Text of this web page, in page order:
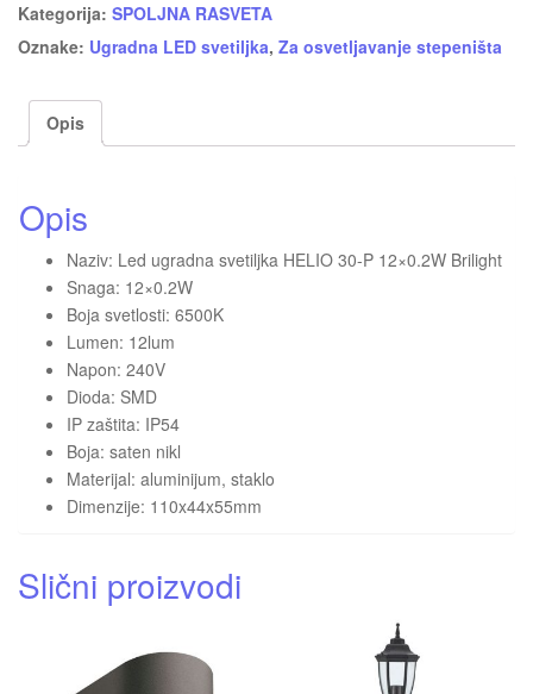
Kategorija: SPOLJNA RASVETA
Oznake: Ugradna LED svetiljka, Za osvetljavanje stepeništa
Opis
Opis
Naziv: Led ugradna svetiljka HELIO 30-P 12×0.2W Brilight
Snaga: 12×0.2W
Boja svetlosti: 6500K
Lumen: 12lum
Napon: 240V
Dioda: SMD
IP zaštita: IP54
Boja: saten nikl
Materijal: aluminijum, staklo
Dimenzije: 110x44x55mm
Slični proizvodi